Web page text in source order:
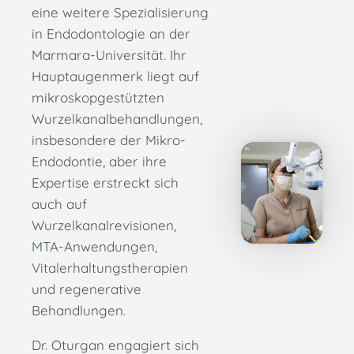
eine weitere Spezialisierung
in Endodontologie an der
Marmara-Universität. Ihr
Hauptaugenmerk liegt auf
mikroskopgestützten
Wurzelkanalbehandlungen,
insbesondere der Mikro-
Endodontie, aber ihre
Expertise erstreckt sich
auch auf
Wurzelkanalrevisionen,
MTA-Anwendungen,
Vitalerhaltungstherapien
und regenerative
Behandlungen.
Dr. Oturgan engagiert sich